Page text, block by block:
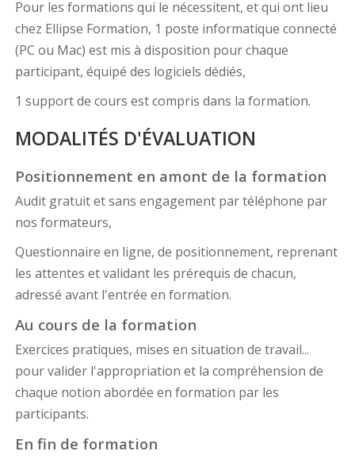
Pour les formations qui le nécessitent, et qui ont lieu
chez Ellipse Formation, 1 poste informatique connecté
(PC ou Mac) est mis à disposition pour chaque
participant, équipé des logiciels dédiés,
1 support de cours est compris dans la formation.
MODALITÉS D'ÉVALUATION
Positionnement en amont de la formation
Audit gratuit et sans engagement par téléphone par
nos formateurs,
Questionnaire en ligne, de positionnement, reprenant
les attentes et validant les prérequis de chacun,
adressé avant l'entrée en formation.
Au cours de la formation
Exercices pratiques, mises en situation de travail...
pour valider l'appropriation et la compréhension de
chaque notion abordée en formation par les
participants.
En fin de formation